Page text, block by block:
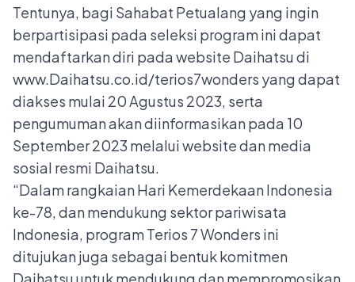
Tentunya, bagi Sahabat Petualang yang ingin
berpartisipasi pada seleksi program ini dapat
mendaftarkan diri pada website Daihatsu di
www.Daihatsu.co.id/terios7wonders yang dapat
diakses mulai 20 Agustus 2023, serta
pengumuman akan diinformasikan pada 10
September 2023 melalui website dan media
sosial resmi Daihatsu.
“Dalam rangkaian Hari Kemerdekaan Indonesia
ke-78, dan mendukung sektor pariwisata
Indonesia, program Terios 7 Wonders ini
ditujukan juga sebagai bentuk komitmen
Daihatsu untuk mendukung dan mempromosikan